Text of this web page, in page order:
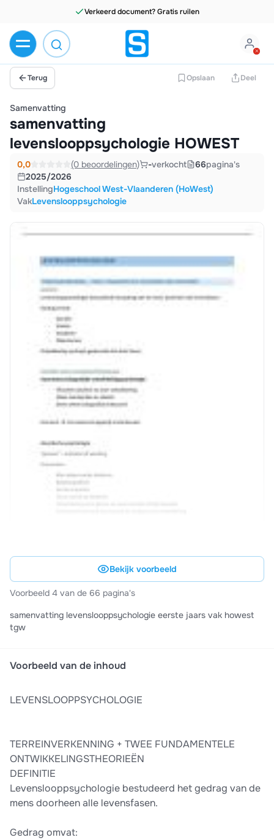
Verkeerd document? Gratis ruilen
Terug Opslaan Deel
Samenvatting
samenvatting
levenslooppsychologie HOWEST
0,0 (0 beoordelingen) -verkocht 66pagina's
2025/2026
InstellingHogeschool West-Vlaanderen (HoWest)
VakLevenslooppsychologie
Bekijk voorbeeld
Voorbeeld 4 van de 66 pagina's
samenvatting levenslooppsychologie eerste jaars vak howest
tgw
Voorbeeld van de inhoud
LEVENSLOOPPSYCHOLOGIE
TERREINVERKENNING + TWEE FUNDAMENTELE
ONTWIKKELINGSTHEORIEËN
DEFINITIE
Levenslooppsychologie bestudeerd het gedrag van de
mens doorheen alle levensfasen.
Gedrag omvat: